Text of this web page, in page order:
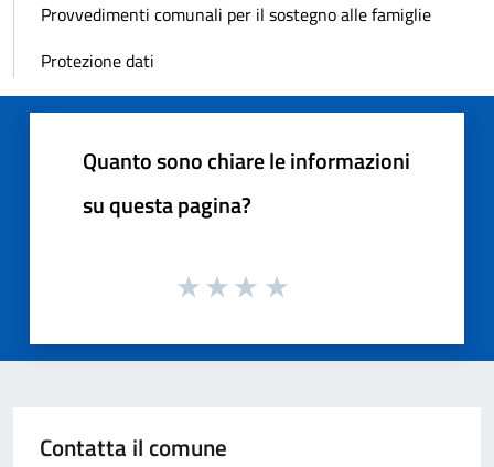
Provvedimenti comunali per il sostegno alle famiglie
Protezione dati
Quanto sono chiare le informazioni
su questa pagina?
Contatta il comune